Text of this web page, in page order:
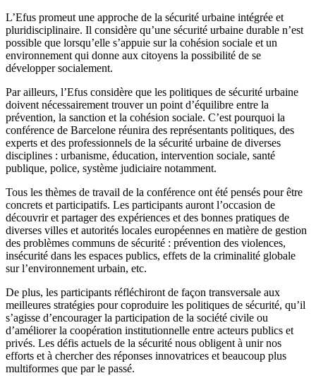
L’Efus promeut une approche de la sécurité urbaine intégrée et
pluridisciplinaire. Il considère qu’une sécurité urbaine durable n’est
possible que lorsqu’elle s’appuie sur la cohésion sociale et un
environnement qui donne aux citoyens la possibilité de se
développer socialement.
Par ailleurs, l’Efus considère que les politiques de sécurité urbaine
doivent nécessairement trouver un point d’équilibre entre la
prévention, la sanction et la cohésion sociale. C’est pourquoi la
conférence de Barcelone réunira des représentants politiques, des
experts et des professionnels de la sécurité urbaine de diverses
disciplines : urbanisme, éducation, intervention sociale, santé
publique, police, système judiciaire notamment.
Tous les thèmes de travail de la conférence ont été pensés pour être
concrets et participatifs. Les participants auront l’occasion de
découvrir et partager des expériences et des bonnes pratiques de
diverses villes et autorités locales européennes en matière de gestion
des problèmes communs de sécurité : prévention des violences,
insécurité dans les espaces publics, effets de la criminalité globale
sur l’environnement urbain, etc.
De plus, les participants réfléchiront de façon transversale aux
meilleures stratégies pour coproduire les politiques de sécurité, qu’il
s’agisse d’encourager la participation de la société civile ou
d’améliorer la coopération institutionnelle entre acteurs publics et
privés. Les défis actuels de la sécurité nous obligent à unir nos
efforts et à chercher des réponses innovatrices et beaucoup plus
multiformes que par le passé.